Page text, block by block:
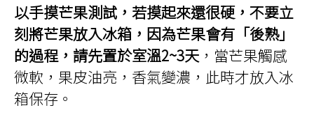
以手摸芒果測試，若摸起來還很硬，不要立
刻將芒果放入冰箱，因為芒果會有「後熟」
的過程，請先置於室溫2~3天 ，當芒果觸感
微軟，果皮油亮，香氣變濃，此時才放入冰
箱保存。